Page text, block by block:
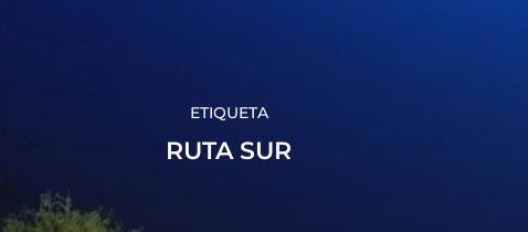
ETIQUETA
RUTA SUR